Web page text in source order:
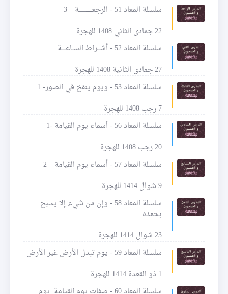
سلسلة المعاد 51 - الرجعـــــــــــــة – 3
22 جمادى الثاني 1408 للهجرة
سلسلة المعاد 52 - أشـــراط الســاعــــة
27 جمادى الثانية 1408 للهجرة
سلسلة المعاد 53 - ويوم ينفخ في الصور- 1
7 رجب 1408 للهجرة
سلسلة المعاد 56 - أسماء يوم القيامة -1
20 رجب 1408 للهجرة
سلسلة المعاد 57 - أسماء يوم القيامة – 2
9 شوال 1414 للهجرة
سلسلة المعاد 58 - وإن من شيء إلا يسبح
بحمده
23 شوال 1414 للهجرة
سلسلة المعاد 59 - يوم تبدل الأرض غير الأرض
1 ذو القعدة 1414 للهجرة